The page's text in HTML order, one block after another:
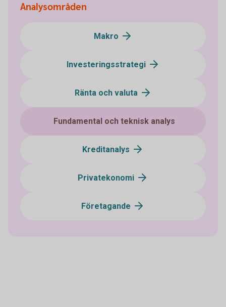
Analysområden
Makro
Investeringsstrategi
Ränta och valuta
Fundamental och teknisk analys
Kreditanalys
Privatekonomi
Företagande